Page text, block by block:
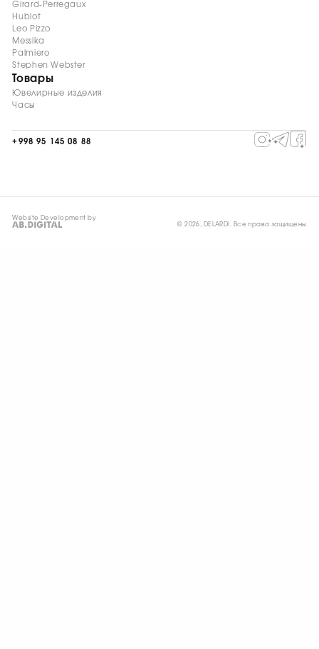
Girard-Perregaux
Hublot
Leo Pizzo
Messika
Palmiero
Stephen Webster
Товары
Ювелирные изделия
Часы
+998 95 145 08 88
Website Development by
© 2026, DELARDI. Все права защищены